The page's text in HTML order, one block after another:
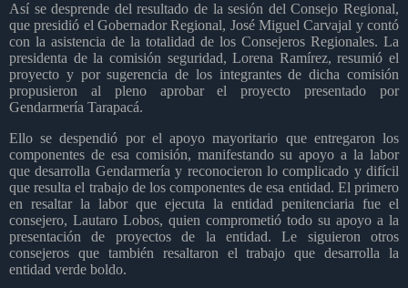
Así se desprende del resultado de la sesión del Consejo Regional,
que presidió el Gobernador Regional, José Miguel Carvajal y contó
con la asistencia de la totalidad de los Consejeros Regionales. La
presidenta de la comisión seguridad, Lorena Ramírez, resumió el
proyecto y por sugerencia de los integrantes de dicha comisión
propusieron al pleno aprobar el proyecto presentado por
Gendarmería Tarapacá.
Ello se despendió por el apoyo mayoritario que entregaron los
componentes de esa comisión, manifestando su apoyo a la labor
que desarrolla Gendarmería y reconocieron lo complicado y difícil
que resulta el trabajo de los componentes de esa entidad. El primero
en resaltar la labor que ejecuta la entidad penitenciaria fue el
consejero, Lautaro Lobos, quien comprometió todo su apoyo a la
presentación de proyectos de la entidad. Le siguieron otros
consejeros que también resaltaron el trabajo que desarrolla la
entidad verde boldo.